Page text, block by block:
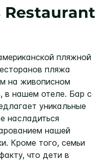
Restaurant
пляжной
пляжа
на живописном
в нашем отеле. Бар с
уникальные
насладиться
нашей
Кроме того, семьи
что дети в